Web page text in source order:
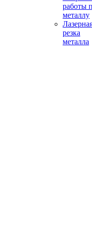
работы
металлу
резка
металла